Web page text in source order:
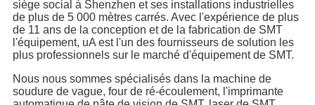
siège social à Shenzhen et ses installations industrielles
de plus de 5 000 mètres carrés. Avec l'expérience de plus
de 11 ans de la conception et de la fabrication de SMT
l'équipement, uA est l'un des fournisseurs de solution les
plus professionnels sur le marché d'équipement de SMT.
Nous nous sommes spécialisés dans la machine de
soudure de vague, four de ré-écoulement, l'imprimante